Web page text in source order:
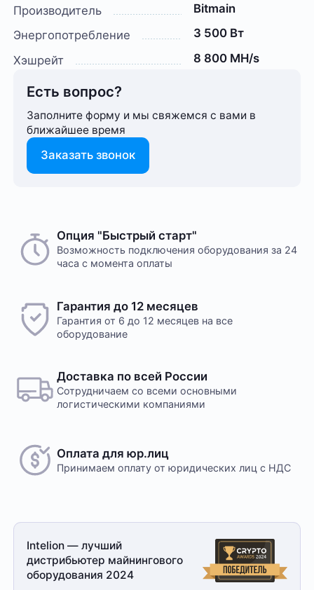
Производитель
Bitmain
Энергопотребление
3 500 Вт
Хэшрейт
8 800 MH/s
Есть вопрос?
Заполните форму и мы свяжемся с вами в
ближайшее время
Заказать звонок
Опция "Быстрый старт"
Возможность подключения оборудования за 24
часа с момента оплаты
Гарантия до 12 месяцев
Гарантия от 6 до 12 месяцев на все
оборудование
Доставка по всей России
Сотрудничаем со всеми основными
логистическими компаниями
Оплата для юр.лиц
Принимаем оплату от юридических лиц с НДС
Intelion — лучший
дистрибьютер майнингового
оборудования 2024